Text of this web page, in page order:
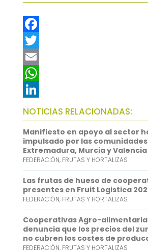
F
a
c
e
b
o
o
k
T
w
t
t
e
r
E
m
a
i
l
W
h
a
t
s
A
p
p
L
i
n
k
e
d
I
n
NOTICIAS RELACIONADAS:
Manifiesto en apoyo al sector
impulsado por las
Extremadura, Murcia y Valencia
FEDERACIÓN, FRUTAS Y HORTALIZAS
Las frutas de hueso de
presentes en Fruit Logistica
FEDERACIÓN, FRUTAS Y HORTALIZAS
Cooperativas Agro-
denuncia que los precios del
no cubren los costes de
FEDERACIÓN, FRUTAS Y HORTALIZAS